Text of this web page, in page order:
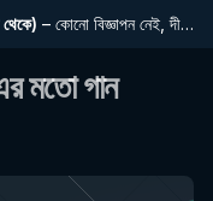
) – কোনো বিজ্ঞাপন নেই, দীর্ঘতর প্লেলিস্ট, সম্পূর্ণ ইতিহাস এবং নতুন বৈশিষ্ট্যে প্রাথমিক প্রবেশাধিকার
মতো গান